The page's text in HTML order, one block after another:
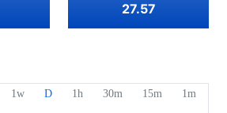
المعنويات
المستندات القانونية
مركز المساعدة27.57